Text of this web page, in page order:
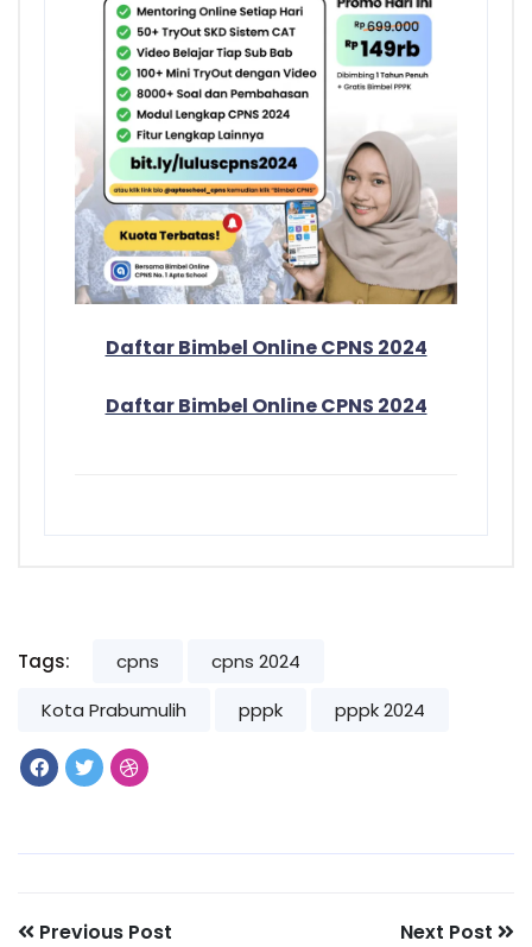
Daftar Bimbel Online CPNS 2024
Daftar Bimbel Online CPNS 2024
Tags: cpns
cpns 2024
Kota Prabumulih
pppk pppk 2024
Previous Post Next Post